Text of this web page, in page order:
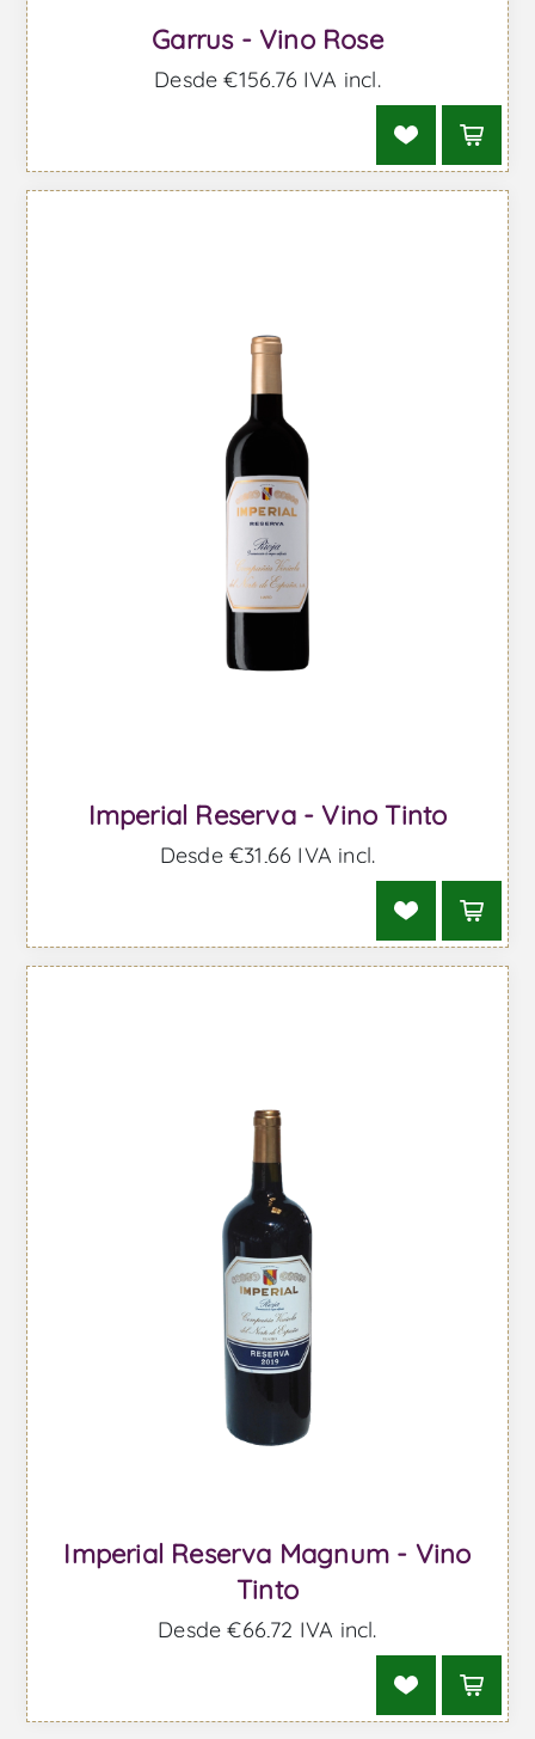
Garrus - Vino Rose
Desde €156,76 IVA incl.
Imperial Reserva - Vino Tinto
Desde €31,66 IVA incl.
Imperial Reserva Magnum - Vino
Tinto
Desde €66,72 IVA incl.